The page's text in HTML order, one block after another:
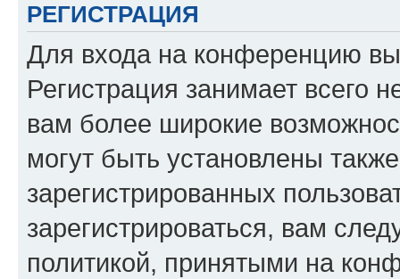
РЕГИСТРАЦИЯ
Для входа на конференцию
Регистрация занимает всего
вам более широкие
могут быть установлены
зарегистрированных
зарегистрироваться, вам
политикой, принятыми на